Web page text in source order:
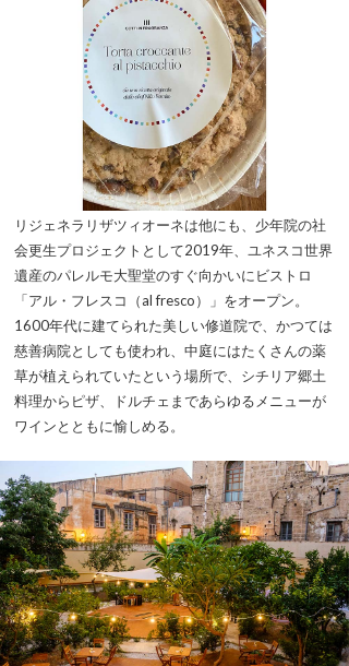
リジェネラリザツィオーネは他にも、少年院の社
会更生プロジェクトとして2019年、ユネスコ世界
遺産のパレルモ大聖堂のすぐ向かいにビストロ
「アル・フレスコ（al fresco）」をオープン。
1600年代に建てられた美しい修道院で、かつては
慈善病院としても使われ、中庭にはたくさんの薬
草が植えられていたという場所で、シチリア郷土
料理からピザ、ドルチェまであらゆるメニューが
ワインとともに愉しめる。